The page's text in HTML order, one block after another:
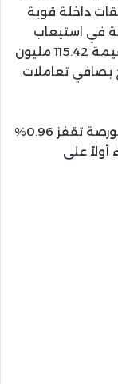
داخلة قوية
في استيعاب
مبيعات العرب الذين سجلوا صافي بيع بقيمة 115.42 مليون
بصافي تعاملات
ظهرت المقالة بدعم مشتريات أجنبية.. البورصة تقفز 0.96%
أولاً على